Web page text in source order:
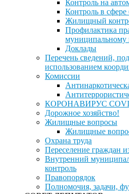
Контроль на
Контроль в сфере
Жилищный
Профилактика
муниципальному
Доклады
Перечень сведений,
использованием
Комиссии
КОРОНАВИРУС
Дорожное хозяйство!
Жилищные вопросы
Жилищные
Охрана труда
Переселение граждан
Внутренний
контроль
Правопорядок
Полномочия, задачи,